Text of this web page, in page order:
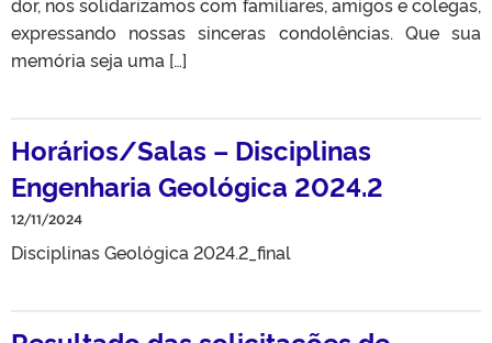
expressando nossas sinceras condolências. Que sua
memória seja uma […]
Horários/Salas – Disciplinas
Engenharia Geológica 2024.2
12/11/2024
Disciplinas Geológica 2024.2_final